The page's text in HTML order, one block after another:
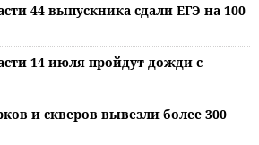
44 выпускника сдали ЕГЭ на 100
14 июля пройдут дожди с
и скверов вывезли более 300